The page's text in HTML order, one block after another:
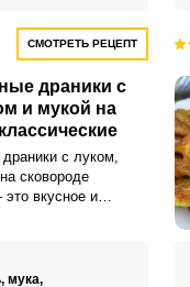
СМОТРЕТЬ РЕЦЕПТ
драники с
и мукой на
с луком,
сковороде
это вкусное и
тонкостями
мука,